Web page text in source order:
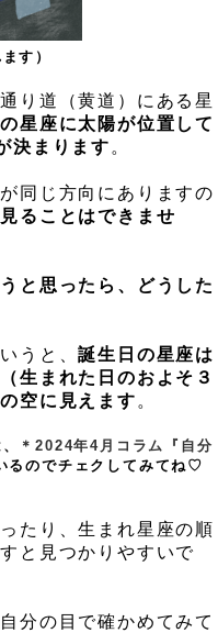
す）
り道（黄道）にある星
星座に太陽が位置して
決まります 。
同じ方向にありますの
ることはできませ
と思ったら、どうした
うと、誕生日の星座は
生まれた日のおよそ３
空に見えます 。
＊2024年4月コラム『自分
るのでチェクしてみてね♡
たり、生まれ星座の順
と見つかりやすいで
分の目で確かめてみて